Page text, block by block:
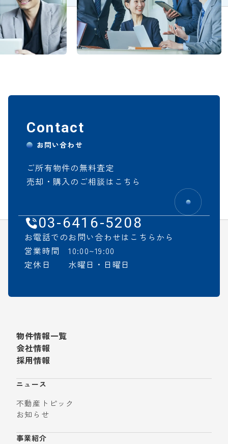
Contact
お問い合わせ
ご所有物件の無料査定
売却・購入のご相談はこちら
03-6416-5208
お電話でのお問い合わせはこちらから
営業時間 10:00~19:00
定休日 水曜日・日曜日
物件情報一覧
会社情報
採用情報
ニュース
不動産トピック
お知らせ
事業紹介